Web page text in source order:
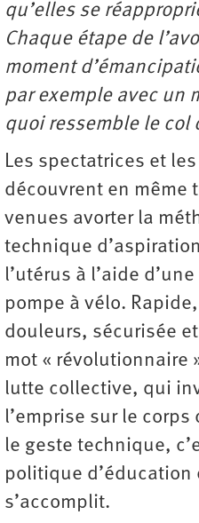
qu’elles se
Chaque étape de
moment
par exemple avec un
quoi ressemble le col
Les spectatrices et
découvrent en même
venues avorter la
technique
l’utérus à l’aide
pompe à vélo.
douleurs, sécurisée
mot « révolutionnaire
lutte collective, qui
l’emprise sur le corps
le geste technique,
politique d’éducation
s’accomplit.